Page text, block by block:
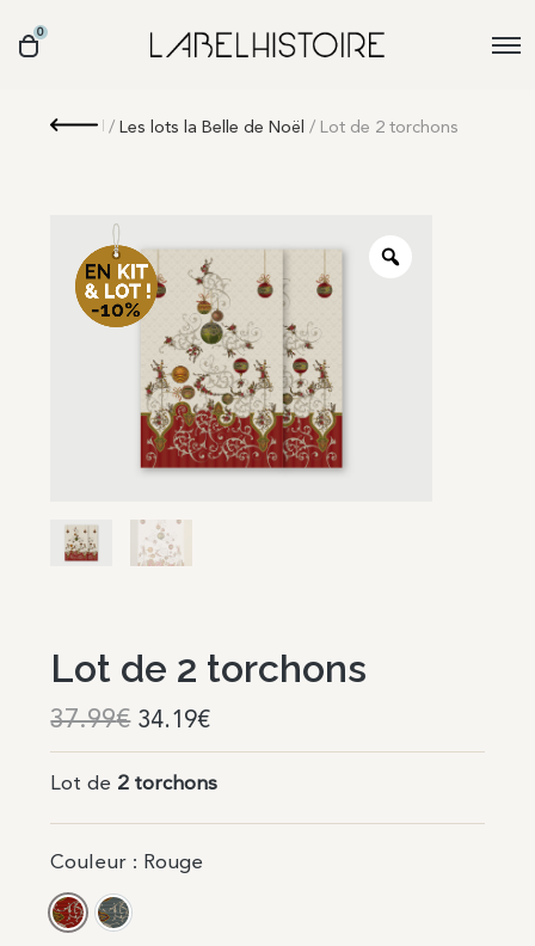
0
Retour
/ Les lots la Belle de Noël / Lot de 2 torchons
Lot de 2 torchons
37.99€ 34.19€
Lot de 2 torchons
Couleur : Rouge
RougeBleu